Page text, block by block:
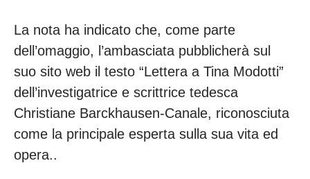
La nota ha indicato che, come parte
dell’omaggio, l’ambasciata pubblicherà sul
suo sito web il testo “Lettera a Tina Modotti”
dell’investigatrice e scrittrice tedesca
Christiane Barckhausen-Canale, riconosciuta
come la principale esperta sulla sua vita ed
opera..